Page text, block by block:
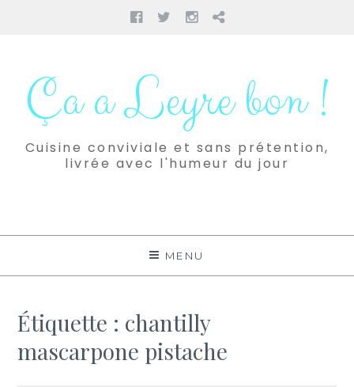
Facebook
TwitterInstagram
Pinterest
contenuÇa a Leyre bon !
Cuisine conviviale et sans prétention,
livrée avec l'humeur du jour
MENU
Étiquette : chantilly
mascarpone pistache